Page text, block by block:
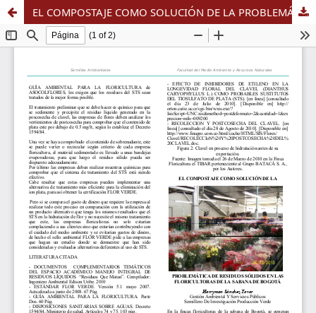
EL COMPOSTAJE COMO SOLUCIÓN DE LA PROBLEMÁTICA DE RESIDUOS SÓLIDOS EN LAS FLORICULTORAS DE LA SABANA DE BOGOTÁ